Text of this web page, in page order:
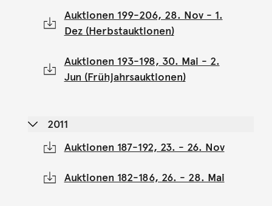
Auktionen 199-206, 28. Nov - 1.
Dez (Herbstauktionen)
Auktionen 193-198, 30. Mai - 2.
Jun (Frühjahrsauktionen)
2011
Auktionen 187-192, 23. - 26. Nov
Auktionen 182-186, 26. - 28. Mai